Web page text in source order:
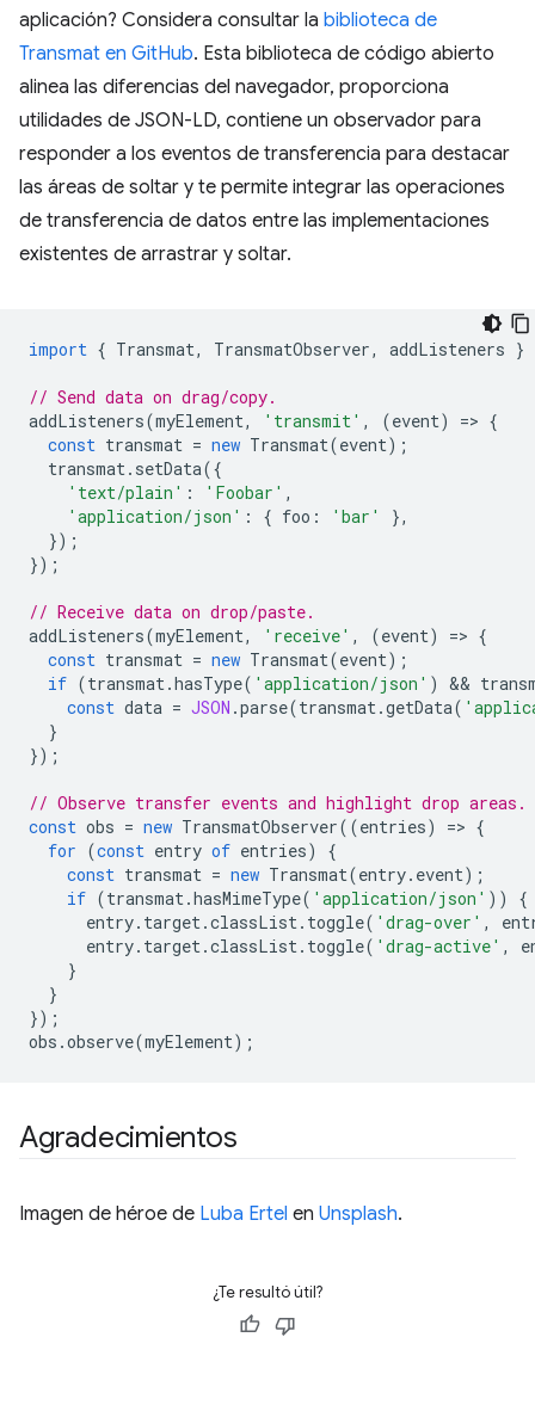
aplicación? Considera consultar la biblioteca de
Transmat en GitHub. Esta biblioteca de código abierto
alinea las diferencias del navegador, proporciona
utilidades de JSON-LD, contiene un observador para
responder a los eventos de transferencia para destacar
las áreas de soltar y te permite integrar las operaciones
de transferencia de datos entre las implementaciones
existentes de arrastrar y soltar.
import { Transmat, TransmatObserver, addListeners }
// Send data on drag/copy.
addListeners(myElement, 'transmit' , (event) => {
const transmat = new Transmat(event);
transmat. setData({
'text/plain' : 'Foobar' ,
'application/json' : { foo : 'bar'
},
});
});
// Receive data on drop/paste.
addListeners(myElement, 'receive' , (event) => {
const transmat = new Transmat(event);
if (transmat.hasType( 'application/json' ) &&
const data = JSON .parse(transmat.getData(
}
});
// Observe transfer events and highlight drop areas.
const obs = new TransmatObserver((entries) => {
for (const entry of entries)
{
const transmat = new Transmat(entry. event);
if (transmat.hasMimeType( 'application/json' ))
{
entry. target.classList. toggle( 'drag-over' ,
entry. target.classList. toggle( 'drag-active' ,
}
}
});
obs .observe(myElement);
Agradecimientos
Imagen de héroe de Luba Ertel en Unsplash.
¿Te resultó útil?